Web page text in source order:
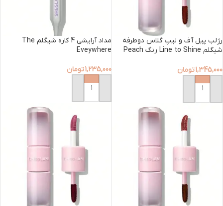
رژلب پیل آف و لیپ گلاس دوطرفه
شیگلم Line to Shine رنگ Peach
1,345,000تومان
افزودن به سبد خرید
مداد آرایشی 4 کاره شیگلم The
Eveywhere
1,235,000تومان
افزودن به سبد خرید